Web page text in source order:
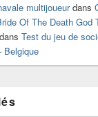
multijoueurdans
Of The Death God
dans Test du jeu de
Belgique